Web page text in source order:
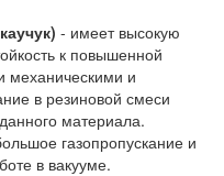
- имеет высокую
к повышенной
механическими и
в резиновой смеси
материала.
газопропускание и
в вакууме.